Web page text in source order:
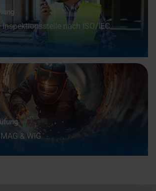
Inspektionsstelle nach ISO/IEC
& WIG